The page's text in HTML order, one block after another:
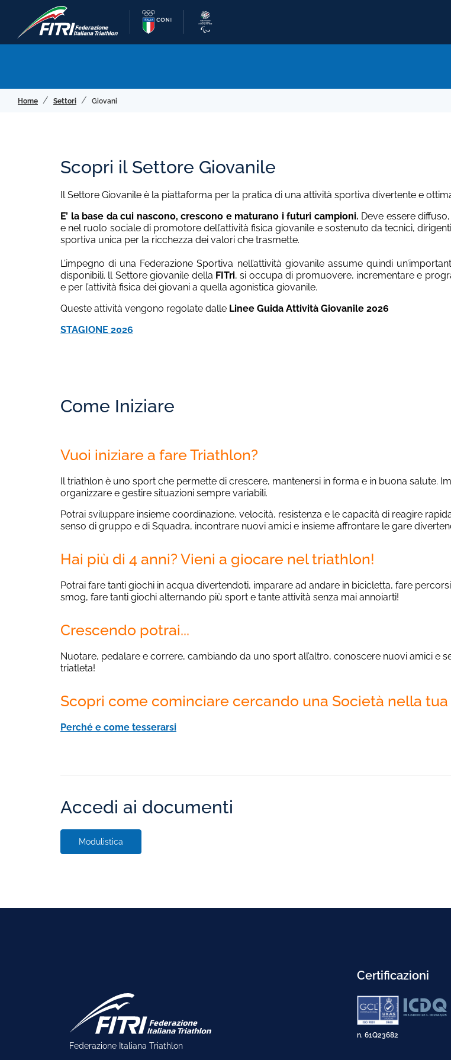
Home Settori Giovani
Scopri il Settore Giovanile
Il Settore Giovanile è la piattaforma per la pratica di una attività sportiva divertente e
E’ la base da cui nascono, crescono e maturano i futuri campioni. Deve essere
e nel ruolo sociale di promotore dell’attività fisica giovanile e sostenuto da tecnici,
sportiva unica per la ricchezza dei valori che trasmette.
L’impegno di una Federazione Sportiva nell’attività giovanile assume quindi
disponibili. ll Settore giovanile della FITri, si occupa di promuovere, incrementare e
e per l’attività fisica dei giovani a quella agonistica giovanile.
Queste attività vengono regolate dalle Linee Guida Attività Giovanile 2026
STAGIONE 2026
Come Iniziare
Vuoi iniziare a fare Triathlon?
Il triathlon è uno sport che permette di crescere, mantenersi in forma e in buona salute.
organizzare e gestire situazioni sempre variabili.
Potrai sviluppare insieme coordinazione, velocità, resistenza e le capacità di reagire
senso di gruppo e di Squadra, incontrare nuovi amici e insieme affrontare le gare
Hai più di 4 anni? Vieni a giocare nel triathlon!
Potrai fare tanti giochi in acqua divertendoti, imparare ad andare in bicicletta, fare
smog, fare tanti giochi alternando più sport e tante attività senza mai annoiarti!
Crescendo potrai...
Nuotare, pedalare e correre, cambiando da uno sport all’altro, conoscere nuovi amici e
triatleta!
Scopri come cominciare cercando una Società nella tua
Perché e come tesserarsi
Accedi ai documenti
Modulistica
Federazione Italiana Triathlon
Certificazioni
n. 61Q23682